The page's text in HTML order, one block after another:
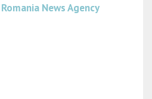
Romania News Agency